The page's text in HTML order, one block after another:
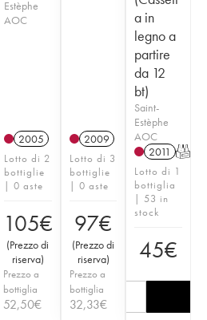
Estèphe
AOC
2005
Lotto di 2
bottiglie
| 0 aste
105€
(Prezzo di
riserva)
Prezzo a
bottiglia
52,50€
2009
Lotto di 3
bottiglie
| 0 aste
97€
(Prezzo di
riserva)
Prezzo a
bottiglia
32,33€
a in
legno a
partire
da 12
bt)
Saint-
Estèphe
AOC
2011 T
Lotto di 1
bottiglia
| 53 in
stock
45€